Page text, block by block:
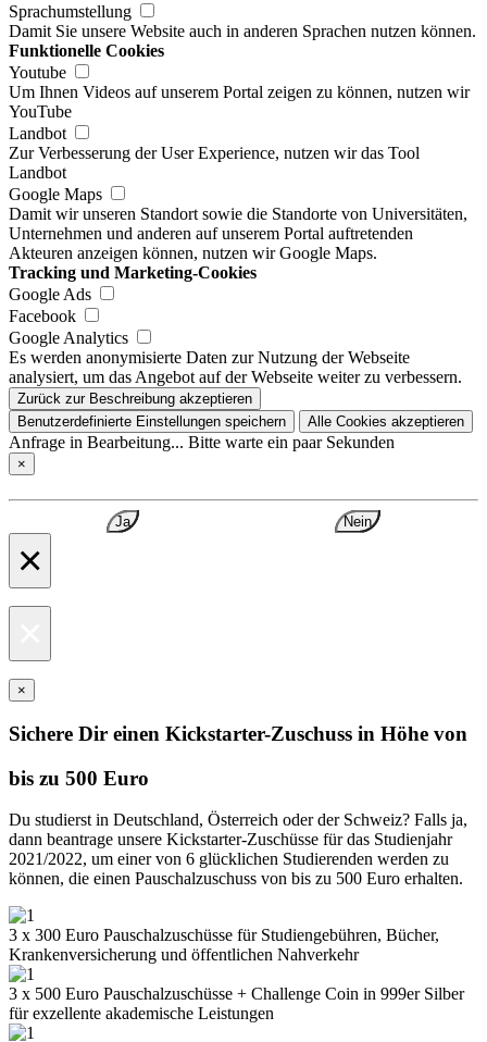
Sprachumstellung
Damit Sie unsere Website auch in anderen Sprachen nutzen können.
Funktionelle Cookies
Youtube
Um Ihnen Videos auf unserem Portal zeigen zu können, nutzen wir
YouTube
Landbot
Zur Verbesserung der User Experience, nutzen wir das Tool
Landbot
Google Maps
Damit wir unseren Standort sowie die Standorte von Universitäten,
Unternehmen und anderen auf unserem Portal auftretenden
Akteuren anzeigen können, nutzen wir Google Maps.
Tracking und Marketing-Cookies
Google Ads
Facebook
Google Analytics
Es werden anonymisierte Daten zur Nutzung der Webseite
analysiert, um das Angebot auf der Webseite weiter zu verbessern.
Zurück zur Beschreibung akzeptieren
Benutzerdefinierte Einstellungen speichern
Alle Cookies akzeptieren
Anfrage in Bearbeitung... Bitte warte ein paar Sekunden
×
Ja Nein
×
×
Sichere Dir einen Kickstarter-Zuschuss in Höhe von
bis zu 500 Euro
Du studierst in Deutschland, Österreich oder der Schweiz? Falls ja,
dann beantrage unsere Kickstarter-Zuschüsse für das Studienjahr
2021/2022, um einer von 6 glücklichen Studierenden werden zu
können, die einen Pauschalzuschuss von bis zu 500 Euro erhalten.
3 x 300 Euro Pauschalzuschüsse für Studiengebühren, Bücher,
Krankenversicherung und öffentlichen Nahverkehr
3 x 500 Euro Pauschalzuschüsse + Challenge Coin in 999er Silber
für exzellente akademische Leistungen